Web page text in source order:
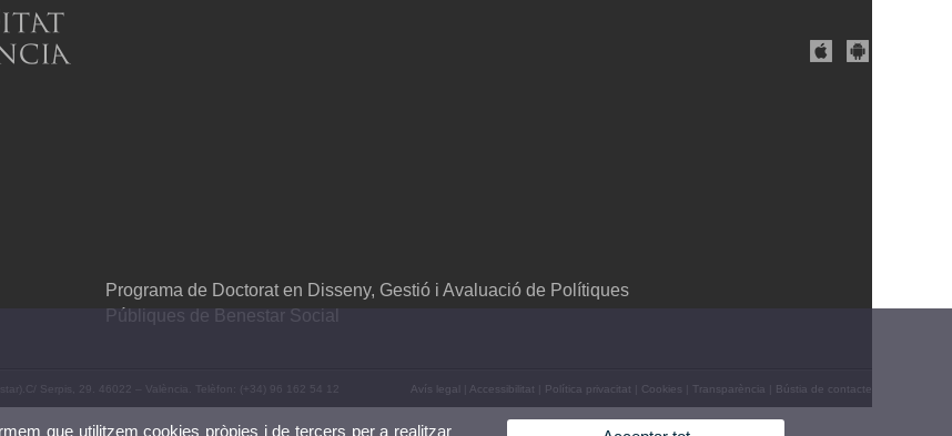
Programa de Doctorat en Disseny, Gestió i Avaluació de Polítiques
Públiques de Benestar Social
Serpis, 29. 46022 – València. Telèfon: (+34) 96 162 54 12 Avís legal Accessibilitat Política privacitat Cookies Transparència Bústia de contacte
que utilitzem cookies pròpies i de tercers per a realitzar